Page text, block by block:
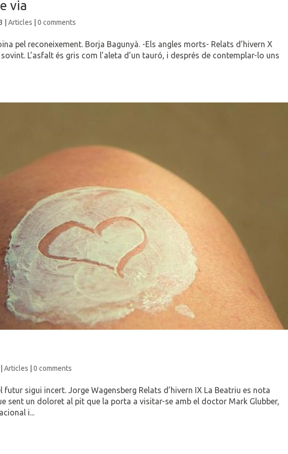
via
|Articles |0 comments
pel reconeixement. Borja Bagunyà. -Els angles morts- Relats d’hivern X
L’asfalt és gris com l’aleta d’un tauró, i després de contemplar-lo uns
|Articles |0 comments
sigui incert. Jorge Wagensberg Relats d’hivern IX La Beatriu es nota
sent un doloret al pit que la porta a visitar-se amb el doctor Mark Glubber,
i...